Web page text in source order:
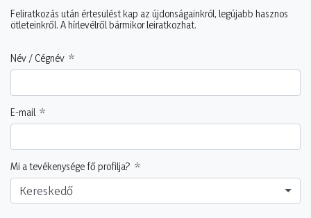
Feliratkozás után értesülést kap az újdonságainkról, legújabb hasznos
ötleteinkről. A hírlevélről bármikor leiratkozhat.
Név / Cégnév
E-mail
Mi a tevékenysége fő profilja?
Kereskedő